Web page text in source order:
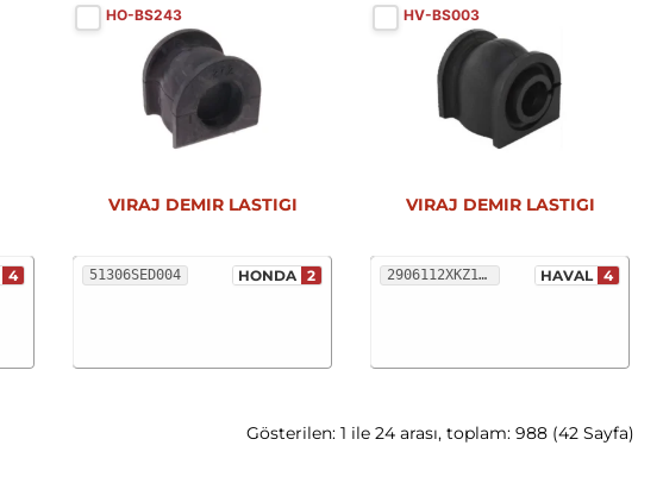
4
HO-BS243
51306SED004 HONDA 2
VIRAJ DEMIR LASTIGI
HV-BS003
2906112XKZ16B HAVAL 4
VIRAJ DEMIR LASTIGI
Gösterilen: 1 ile 24 arası, toplam: 988 (42 Sayfa)